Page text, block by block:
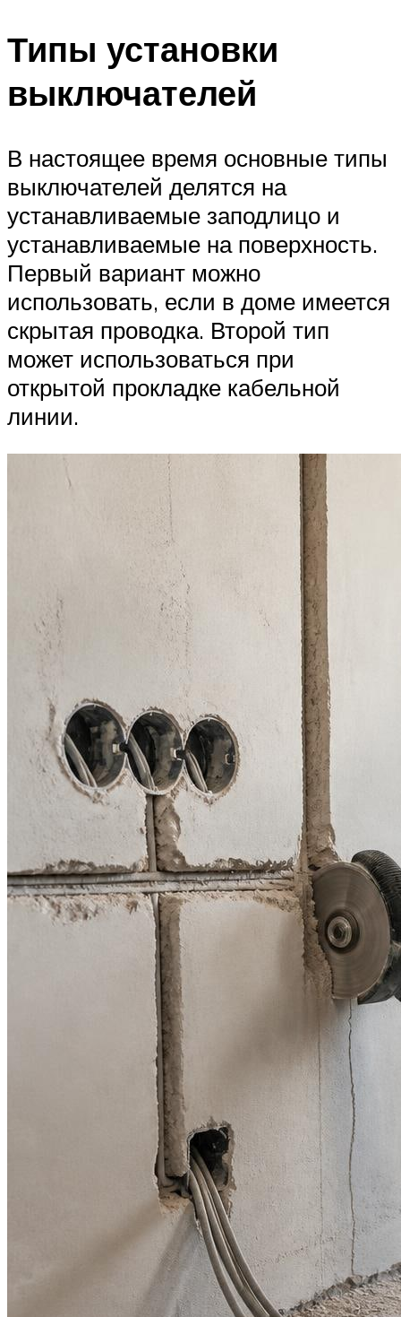
Типы установки
выключателей
В настоящее время основные типы
выключателей делятся на
устанавливаемые заподлицо и
устанавливаемые на поверхность.
Первый вариант можно
использовать, если в доме имеется
скрытая проводка. Второй тип
может использоваться при
открытой прокладке кабельной
линии.